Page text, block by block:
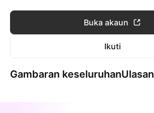
Buka akaun
Ikuti
Gambaran keseluruhanUlasan